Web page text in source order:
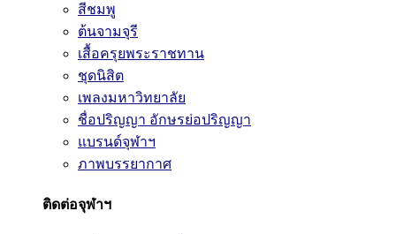
สีชมพู
ต้นจามจุรี
เสื้อครุยพระราชทาน
ชุดนิสิต
เพลงมหาวิทยาลัย
ชื่อปริญญา อักษรย่อปริญญา
แบรนด์จุฬาฯ
ภาพบรรยากาศ
ติดต่อจุฬาฯ